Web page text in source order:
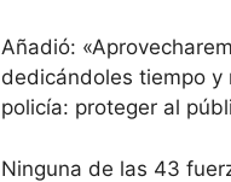
Añadió:
dedicándoles tiempo y
policía: proteger al
Ninguna de las 43